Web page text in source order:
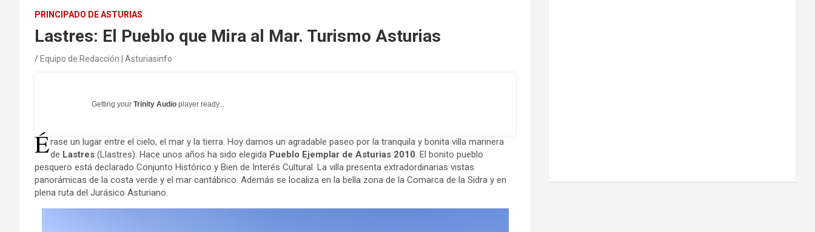
PRINCIPADO DE ASTURIAS
Lastres: El Pueblo que Mira al Mar. Turismo Asturias
Equipo de Redacción | Asturiasinfo
Getting your Trinity Audio player ready...
Érase un lugar entre el cielo, el mar y la tierra. Hoy damos un agradable paseo por la tranquila y bonita villa marinera
de Lastres (Llastres). Hace unos años ha sido elegida Pueblo Ejemplar de Asturias 2010. El bonito pueblo
pesquero está declarado Conjunto Histórico y Bien de Interés Cultural. La villa presenta extradordinarias vistas
panorámicas de la costa verde y el mar cantábrico. Además se localiza en la bella zona de la Comarca de la Sidra y en
plena ruta del Jurásico Asturiano.